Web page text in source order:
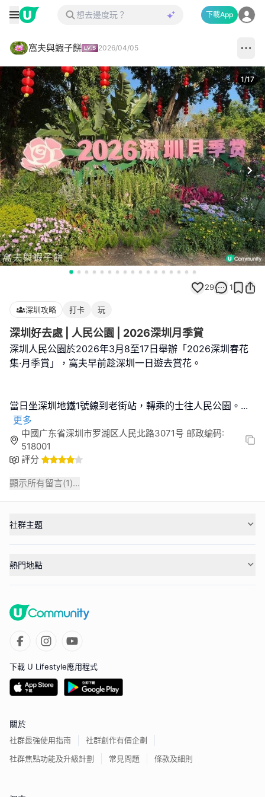
下載App
窩夫與蝦子餅 2026/04/05
1/17
29 1
深圳攻略 打卡 玩
深圳好去處 | 人民公園 | 2026深圳月季賞
深圳人民公園於2026年3月8至17日舉辦「2026深圳春花
集·月季賞」，窩夫早前趁深圳一日遊去賞花。
當日坐深圳地鐵1號線到老街站，轉乘的士往人民公園。 ...
更多
中國广东省深圳市罗湖区人民北路3071号 邮政编码:
518001
評分
顯示所有留言(1)...
社群主題
熱門地點
下載 U Lifestyle應用程式
關於
社群最強使用指南
社群創作有價企劃
社群焦點功能及升級計劃
常見問題 條款及細則